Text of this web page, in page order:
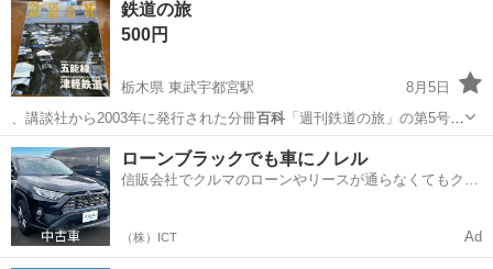
鉄道の旅
500円
栃木県 東武宇都宮駅
8月5日
、講談社から2003年に発行された分冊百科「週刊鉄道の旅」の第5号で
す。特集内容…
栃木 宇都宮市 東武宇都宮駅 雑誌
ローンブラックでも車にノレル
信販会社でクルマのローンやリースが通らなくてもクル
（株）ICT Ad